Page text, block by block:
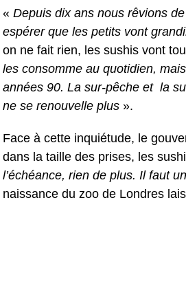
« Depuis dix ans nous rêvions
espérer que les petits vont
on ne fait rien, les sushis vont
les consomme au quotidien,
années 90. La sur-pêche et la
ne se renouvelle plus ».
Face à cette inquiétude, le
dans la taille des prises, les
l’échéance, rien de plus. Il faut
naissance du zoo de Londres